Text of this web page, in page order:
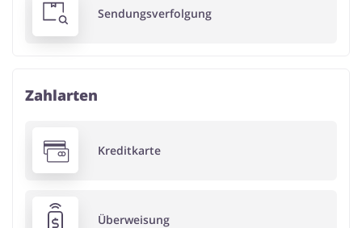
Sendungsverfolgung
Zahlarten
Kreditkarte
Überweisung